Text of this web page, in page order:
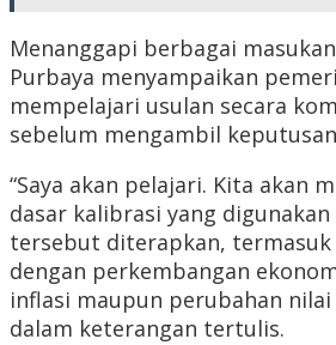
Menanggapi berbagai
Purbaya menyampaikan
mempelajari usulan secara
sebelum mengambil
“Saya akan pelajari. Kita akan
dasar kalibrasi yang
tersebut diterapkan, termasuk
dengan perkembangan
inflasi maupun perubahan
dalam keterangan tertulis.